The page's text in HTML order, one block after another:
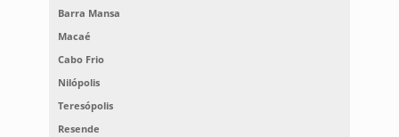
Barra Mansa
Macaé
Cabo Frio
Nilópolis
Teresópolis
Resende